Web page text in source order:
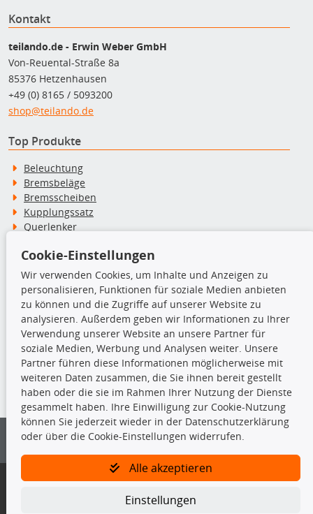
Kontakt
teilando.de - Erwin Weber GmbH
Von-Reuental-Straße 8a
85376 Hetzenhausen
+49 (0) 8165 / 5093200
shop@teilando.de
Top Produkte
Beleuchtung
Bremsbeläge
Bremsscheiben
Kupplungssatz
Querlenker
Stoßdämpfer
TecDoc Inside
Die hier angezeigten Daten insbesondere die gesamte Datenbank dürfen
nicht kopiert werden.
Es ist zu unterlassen, die Daten oder die gesamte Datenbank ohne
vorherige Zustimmung von TecDoc zu vervielfältigen, zu verbreiten
und/oder diese Handlungen durch Dritte ausführen zu lassen. Ein
Bitte prüfen Sie, ob das über unseren Onlineshop identifizierte Ersatzteil
Gegebenenfalls sind ergänzende Informationen notwendig, um
Cookie-Einstellungen
Wir verwenden Cookies, um Inhalte und Anzeigen zu
personalisieren, Funktionen für soziale Medien anbieten
zu können und die Zugriffe auf unserer Website zu
analysieren. Außerdem geben wir Informationen zu Ihrer
Verwendung unserer Website an unsere Partner für
soziale Medien, Werbung und Analysen weiter. Unsere
Partner führen diese Informationen möglicherweise mit
weiteren Daten zusammen, die Sie ihnen bereit gestellt
haben oder die sie im Rahmen Ihrer Nutzung der Dienste
gesammelt haben. Ihre Einwilligung zur Cookie-Nutzung
können Sie jederzeit wieder in der Datenschutzerklärung
oder über die Cookie-Einstellungen widerrufen.
Alle akzeptieren
Einstellungen